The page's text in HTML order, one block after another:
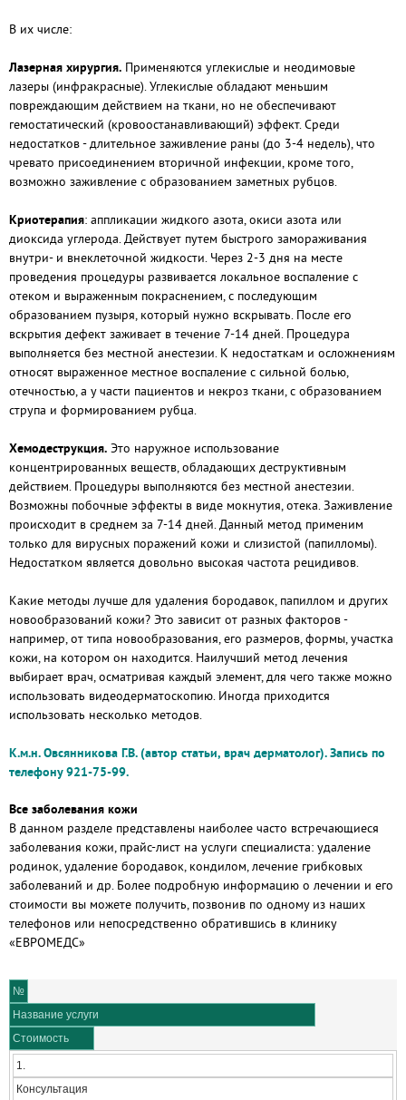
В их числе:
Лазерная хирургия. Применяются углекислые и неодимовые
лазеры (инфракрасные). Углекислые обладают меньшим
повреждающим действием на ткани, но не обеспечивают
гемостатический (кровоостанавливающий) эффект. Среди
недостатков - длительное заживление раны (до 3-4 недель), что
чревато присоединением вторичной инфекции, кроме того,
возможно заживление с образованием заметных рубцов.
Криотерапия: аппликации жидкого азота, окиси азота или
диоксида углерода. Действует путем быстрого замораживания
внутри- и внеклеточной жидкости. Через 2-3 дня на месте
проведения процедуры развивается локальное воспаление с
отеком и выраженным покраснением, с последующим
образованием пузыря, который нужно вскрывать. После его
вскрытия дефект заживает в течение 7-14 дней. Процедура
выполняется без местной анестезии. К недостаткам и осложнениям
относят выраженное местное воспаление с сильной болью,
отечностью, а у части пациентов и некроз ткани, с образованием
струпа и формированием рубца.
Хемодеструкция. Это наружное использование
концентрированных веществ, обладающих деструктивным
действием. Процедуры выполняются без местной анестезии.
Возможны побочные эффекты в виде мокнутия, отека. Заживление
происходит в среднем за 7-14 дней. Данный метод применим
только для вирусных поражений кожи и слизистой (папилломы).
Недостатком является довольно высокая частота рецидивов.
Какие методы лучше для удаления бородавок, папиллом и других
новообразований кожи? Это зависит от разных факторов -
например, от типа новообразования, его размеров, формы, участка
кожи, на котором он находится. Наилучший метод лечения
выбирает врач, осматривая каждый элемент, для чего также можно
использовать видеодерматоскопию. Иногда приходится
использовать несколько методов.
К.м.н. Овсянникова Г.В. (автор статьи, врач дерматолог).Запись по
телефону 921-75-99.
Все заболевания кожи
В данном разделе представлены наиболее часто встречающиеся
заболевания кожи, прайс-лист на услуги специалиста: удаление
родинок, удаление бородавок, кондилом, лечение грибковых
заболеваний и др. Более подробную информацию о лечении и его
стоимости вы можете получить, позвонив по одному из наших
телефонов или непосредственно обратившись в клинику
«ЕВРОМЕДС»
№
Название услуги
Стоимость
1.
Консультация